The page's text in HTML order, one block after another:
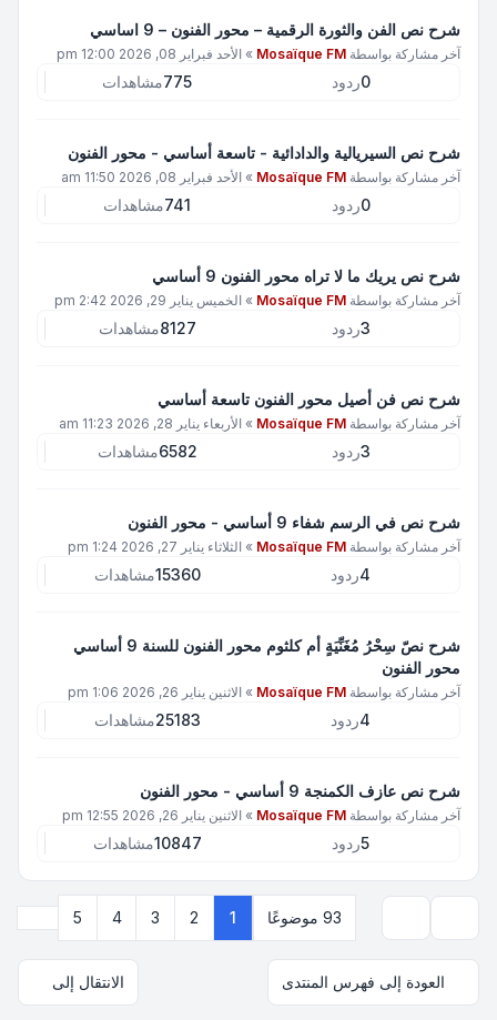
شرح نص الفن والثورة الرقمية – محور الفنون – 9 اساسي
آخر مشاركة بواسطة Mosaïque FM
» الأحد فبراير 08, 2026 12:00 pm
0ردود 775مشاهدات
شرح نص السيريالية والدادائية - تاسعة أساسي - محور الفنون
آخر مشاركة بواسطة Mosaïque FM
» الأحد فبراير 08, 2026 11:50 am
0ردود 741مشاهدات
شرح نص يريك ما لا تراه محور الفنون 9 أساسي
آخر مشاركة بواسطة Mosaïque FM
» الخميس يناير 29, 2026 2:42 pm
3ردود 8127مشاهدات
شرح نص فن أصيل محور الفنون تاسعة أساسي
آخر مشاركة بواسطة Mosaïque FM
» الأربعاء يناير 28, 2026 11:23 am
3ردود 6582مشاهدات
شرح نص في الرسم شفاء 9 أساسي - محور الفنون
آخر مشاركة بواسطة Mosaïque FM
» الثلاثاء يناير 27, 2026 1:24 pm
4ردود 15360مشاهدات
شرح نصّ سِحْرُ مُغَنِّيَةٍ أم كلثوم محور الفنون للسنة 9 أساسي
محور الفنون
آخر مشاركة بواسطة Mosaïque FM
» الاثنين يناير 26, 2026 1:06 pm
4ردود 25183مشاهدات
شرح نص عازف الكمنجة 9 أساسي - محور الفنون
آخر مشاركة بواسطة Mosaïque FM
» الاثنين يناير 26, 2026 12:55 pm
5ردود 10847مشاهدات
خيارات العرض والترتيب
93 موضوعًا 1
2
3
4
5
العودة إلى فهرس المنتدى الانتقال إلى